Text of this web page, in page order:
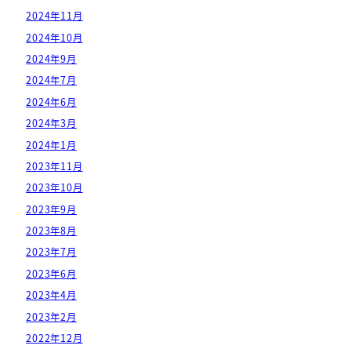
2024年11月
2024年10月
2024年9月
2024年7月
2024年6月
2024年3月
2024年1月
2023年11月
2023年10月
2023年9月
2023年8月
2023年7月
2023年6月
2023年4月
2023年2月
2022年12月